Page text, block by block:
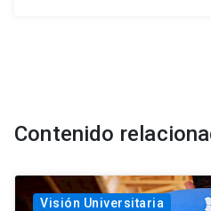
Contenido
Visión Universitaria